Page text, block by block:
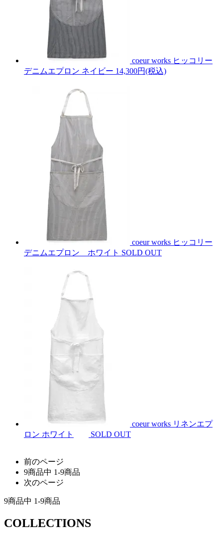
coeur works ヒッコリー
デニムエプロン ネイビー 14,300円(税込)
coeur works ヒッコリー
デニムエプロン ホワイト SOLD OUT
coeur works リネンエプ
ロン ホワイト
SOLD OUT
前のページ
9商品中 1-9商品
次のページ
9商品中 1-9商品
COLLECTIONS